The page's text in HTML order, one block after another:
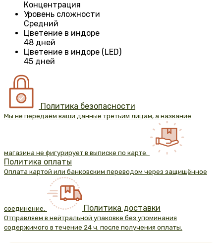
Концентрация
Уровень сложности
Средний
Цветение в индоре
48 дней
Цветение в индоре (LED)
45 дней
Политика безопасности
Мы не передаём ваши данные третьим лицам, а название
магазина не фигурирует в выписке по карте.
Политика оплаты
Оплата картой или банковским переводом через защищённое
соединение. Политика доставки
Отправляем в нейтральной упаковке без упоминания
содержимого в течение 24 ч. после получения оплаты.